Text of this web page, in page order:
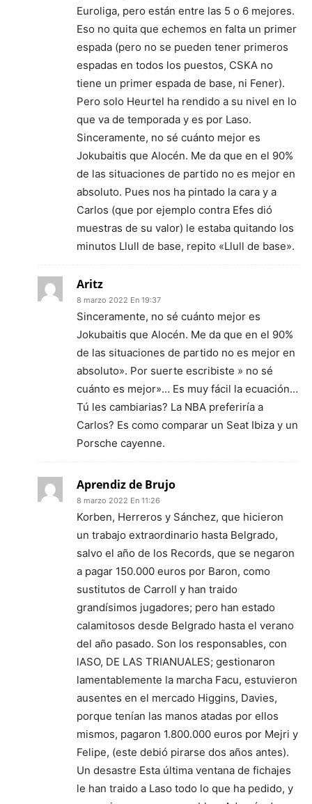
Euroliga, pero están entre las 5 o 6 mejores.
Eso no quita que echemos en falta un primer
espada (pero no se pueden tener primeros
espadas en todos los puestos, CSKA no
tiene un primer espada de base, ni Fener).
Pero solo Heurtel ha rendido a su nivel en lo
que va de temporada y es por Laso.
Sinceramente, no sé cuánto mejor es
Jokubaitis que Alocén. Me da que en el 90%
de las situaciones de partido no es mejor en
absoluto. Pues nos ha pintado la cara y a
Carlos (que por ejemplo contra Efes dió
muestras de su valor) le estaba quitando los
minutos Llull de base, repito «Llull de base».
Aritz
8 marzo 2022 En 19:37
Sinceramente, no sé cuánto mejor es
Jokubaitis que Alocén. Me da que en el 90%
de las situaciones de partido no es mejor en
absoluto». Por suerte escribiste » no sé
cuánto es mejor»… Es muy fácil la ecuación…
Tú les cambiarias? La NBA preferiría a
Carlos? Es como comparar un Seat Ibiza y un
Porsche cayenne.
Aprendiz de Brujo
8 marzo 2022 En 11:26
Korben, Herreros y Sánchez, que hicieron
un trabajo extraordinario hasta Belgrado,
salvo el año de los Records, que se negaron
a pagar 150.000 euros por Baron, como
sustitutos de Carroll y han traido
grandísimos jugadores; pero han estado
calamitosos desde Belgrado hasta el verano
del año pasado. Son los responsables, con
lASO, DE LAS TRIANUALES; gestionaron
lamentablemente la marcha Facu, estuvieron
ausentes en el mercado Higgins, Davies,
porque tenían las manos atadas por ellos
mismos, pagaron 1.800.000 euros por Mejri y
Felipe, (este debió pirarse dos años antes).
Un desastre Esta última ventana de fichajes
le han traido a Laso todo lo que ha pedido, y